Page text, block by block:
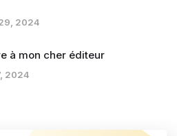
2024
à mon cher éditeur
2024